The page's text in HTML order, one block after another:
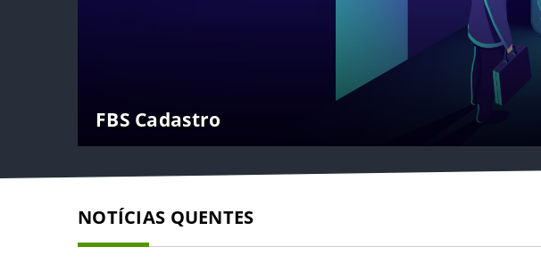
FBS Cadastro
NOTÍCIAS QUENTES